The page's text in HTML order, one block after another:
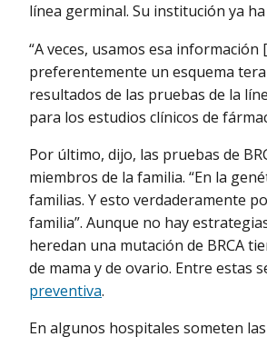
línea germinal. Su institución ya
“A veces, usamos esa
preferentemente un esquema
resultados de las pruebas de la
para los estudios clínicos de
Por último, dijo, las pruebas de
miembros de la familia. “En la
familias. Y esto verdaderamente
familia”. Aunque no hay
heredan una mutación de BRCA
de mama y de ovario. Entre estas
preventiva.
En algunos hospitales someten